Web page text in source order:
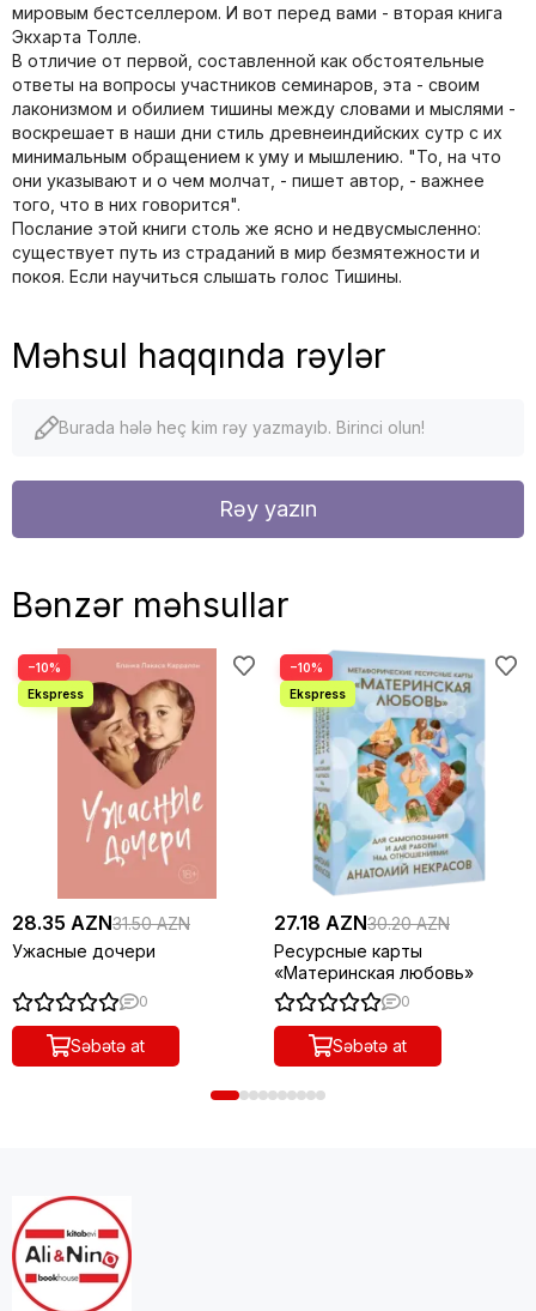
мировым бестселлером. И вот перед вами - вторая книга
Экхарта Толле.
В отличие от первой, составленной как обстоятельные
ответы на вопросы участников семинаров, эта - своим
лаконизмом и обилием тишины между словами и мыслями -
воскрешает в наши дни стиль древнеиндийских сутр с их
минимальным обращением к уму и мышлению. "То, на что
они указывают и о чем молчат, - пишет автор, - важнее
того, что в них говорится".
Послание этой книги столь же ясно и недвусмысленно:
существует путь из страданий в мир безмятежности и
покоя. Если научиться слышать голос Тишины.
Məhsul haqqında rəylər
Burada hələ heç kim rəy yazmayıb. Birinci olun!
Rəy yazın
Bənzər məhsullar
−10%
28.35 AZN31.50 AZN
Ужасные дочери
0
Səbətə at
−10%
27.18 AZN30.20 AZN
Ресурсные карты
«Материнская любовь»
0
Səbətə at